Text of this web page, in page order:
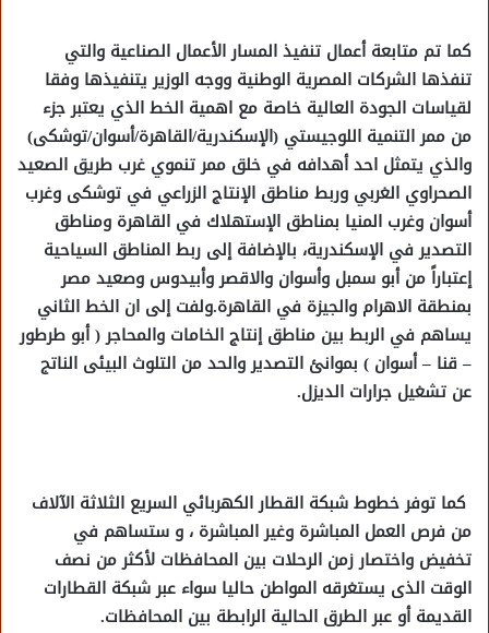
كما تم متابعة أعمال تنفيذ المسار الأعمال الصناعية والتي
تنفذها الشركات المصرية الوطنية ووجه الوزير يتنفيذها وفقا
لقياسات الجودة العالية خاصة مع اهمية الخط الذي يعتبر جزء
من ممر التنمية اللوجيستي (الإسكندرية/القاهرة/أسوان/توشكى)
والذي يتمثل احد أهدافه في خلق ممر تنموي غرب طريق الصعيد
الصحراوي الغربي وربط مناطق الإنتاج الزراعي في توشكى وغرب
أسوان وغرب المنيا بمناطق الإستهلاك في القاهرة ومناطق
التصدير في الإسكندرية، بالإضافة إلى ربط المناطق السياحية
إعتباراً من أبو سمبل وأسوان والاقصر وأبيدوس وصعيد مصر
بمنطقة الاهرام والجيزة في القاهرة.ولفت إلى ان الخط الثاني
يساهم في الربط بين مناطق إنتاج الخامات والمحاجر ( أبو طرطور
– قنا – أسوان ) بموانئ التصدير والحد من التلوث البيئى الناتج
عن تشغيل جرارات الديزل.
كما توفر خطوط شبكة القطار الكهربائي السريع الثلاثة الآلاف
من فرص العمل المباشرة وغير المباشرة ، و ستساهم في
تخفيض واختصار زمن الرحلات بين المحافظات لأكثر من نصف
الوقت الذى يستغرقه المواطن حاليا سواء عبر شبكة القطارات
القديمة أو عبر الطرق الحالية الرابطة بين المحافظات.